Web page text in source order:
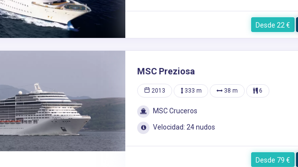
Desde 22 €
MSC Preziosa
2013 333 m 38 m 6
MSC Cruceros
Velocidad: 24 nudos
Desde 79 €